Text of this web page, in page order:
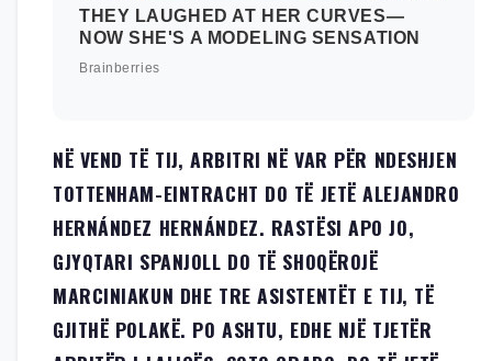
NË VEND TË TIJ, ARBITRI NË VAR PËR NDESHJEN
TOTTENHAM-EINTRACHT DO TË JETË ALEJANDRO
HERNÁNDEZ HERNÁNDEZ. RASTËSI APO JO,
GJYQTARI SPANJOLL DO TË SHOQËROJË
MARCINIAKUN DHE TRE ASISTENTËT E TIJ, TË
GJITHË POLAKË. PO ASHTU, EDHE NJË TJETËR